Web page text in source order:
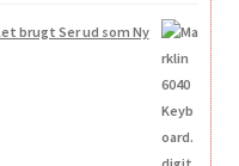
brugt Ser ud som Ny